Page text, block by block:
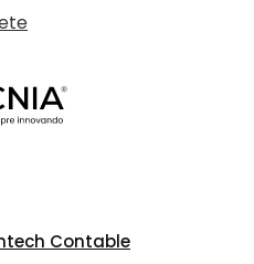
Contable